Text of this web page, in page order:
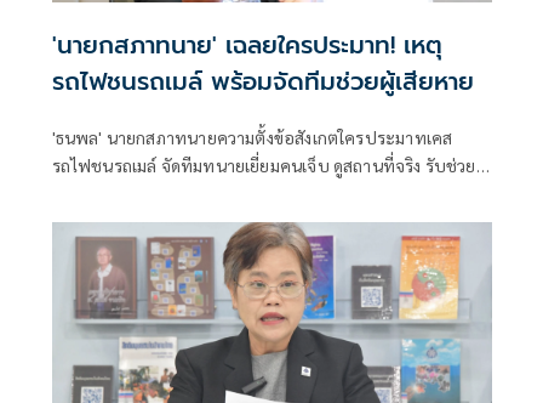
'นายกสภาทนาย' เฉลยใครประมาท! เหตุ
รถไฟชนรถเมล์ พร้อมจัดทีมช่วยผู้เสียหาย
'ธนพล' นายกสภาทนายความตั้งข้อสังเกตใครประมาทเคส
รถไฟชนรถเมล์ จัดทีมทนายเยี่ยมคนเจ็บ ดูสถานที่จริง รับช่วย
ขสมก.'